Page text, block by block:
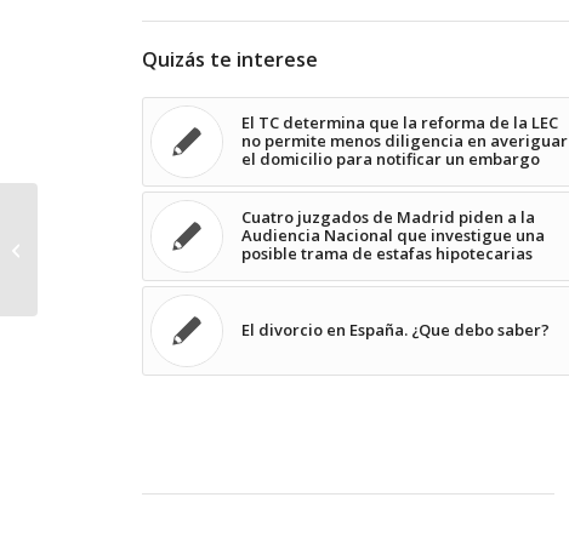
Quizás te interese
El TC determina que la reforma de la LEC
no permite menos diligencia en averiguar
el domicilio para notificar un embargo
Cuatro juzgados de Madrid piden a la
Audiencia Nacional que investigue una
posible trama de estafas hipotecarias
El divorcio en España. ¿Que debo saber?
Intromisión ilegítima al mostrar en el
escaparate la foto de un cliente